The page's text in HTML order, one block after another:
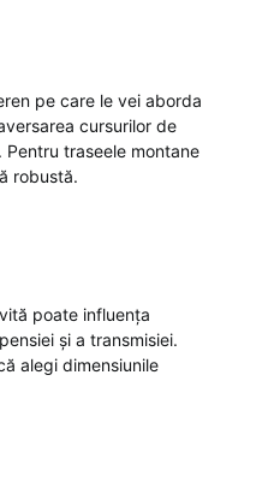
pe care le vei aborda
cursurilor de
traseele montane
robustă.
poate influența
și a transmisiei.
alegi dimensiunile